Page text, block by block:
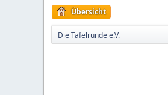
Übersicht
Die Tafelrunde e.V.